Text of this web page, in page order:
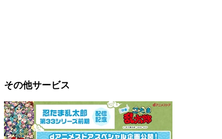
その他サービス